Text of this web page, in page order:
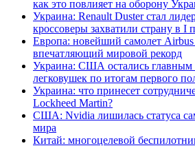
как это повлияет на оборону
Украина: Renault Duster стал
кроссоверы захватили страну в I
Европа: новейший самолет Airbus
впечатляющий мировой рекорд
Украина: США остались главным
легковушек по итогам первого
Украина: что принесет
Lockheed Martin?
США: Nvidia лишилась статуса
мира
Китай: многоцелевой